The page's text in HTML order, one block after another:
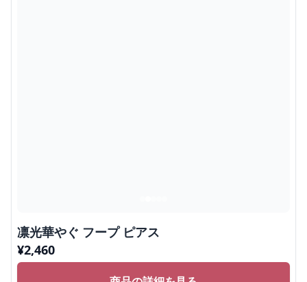
凛光華やぐ フープ ピアス
¥2,460